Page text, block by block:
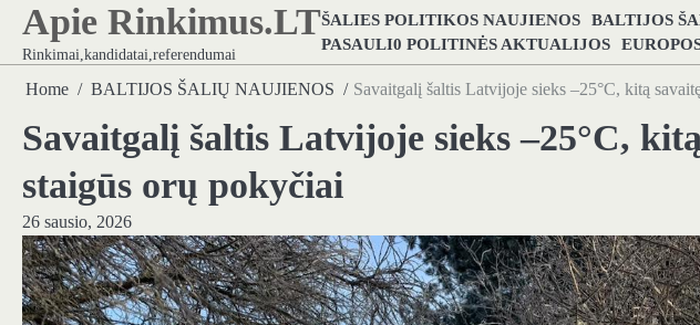
Skip
content
Apie Rinkimus.LT
Rinkimai,kandidatai,referendumai
ŠALIES POLITIKOS NAUJIENOS BALTIJOS
PASAULI0 POLITINĖS AKTUALIJOS
Home BALTIJOS ŠALIŲ NAUJIENOS Savaitgalį šaltis Latvijoje sieks –25°C, kitą
Savaitgalį šaltis Latvijoje sieks –25°C,
staigūs orų pokyčiai
26 sausio, 2026